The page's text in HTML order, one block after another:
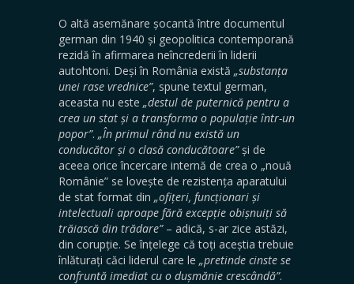
O altă asemănare șocantă între documentul
german din 1940 și geopolitica contemporană
rezidă în afirmarea neîncrederii în liderii
autohtoni. Deși în România există „substanța
unei rase vrednice”, spune textul german,
aceasta nu este „destul de puternică pentru a
crea un stat și a transforma o populație într-un
popor”. „În primul rând nu există un
conducător și o clasă conducătoare”și de
aceea orice încercare internă de crea o „nouă
Românie” se lovește de rezistența aparatului
de stat format din „ofițeri, funcționari și
intelectuali aproape fără excepție obișnuiți să
trăiască din trădare”– adică, s-ar zice astăzi,
din corupție. Se înțelege că toți aceștia trebuie
înlăturați căci liderul care le „pretinde cinste se
confruntă imediat cu o dușmănie crescândă”.